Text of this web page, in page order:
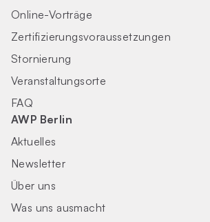
Online-Vorträge
Zertifizierungs­voraus­setzungen
Stornierung
Veranstaltungsorte
FAQ
AWP Berlin
Aktuelles
Newsletter
Über uns
Was uns ausmacht